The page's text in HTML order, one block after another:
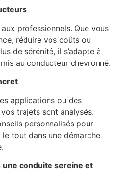
professionnels. Que vous
réduire vos coûts ou
de sérénité, il s’adapte à
au conducteur chevronné.
applications ou des
trajets sont analysés.
personnalisés pour
tout dans une démarche
conduite sereine et